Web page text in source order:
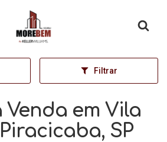
Página inicial
Filtrar
Venda em Vila
SP